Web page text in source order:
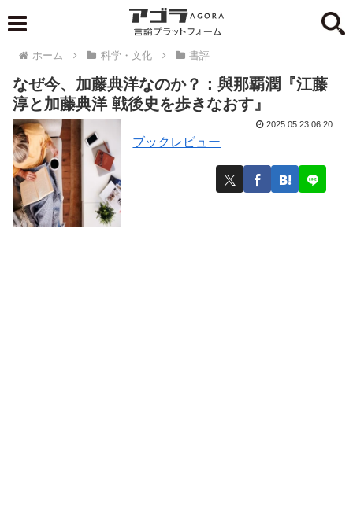
ホーム 科学・文化 書評
なぜ今、加藤典洋なのか？：與那覇潤『江藤
淳と加藤典洋 戦後史を歩きなおす』
ブックレビュー
2025.05.23 06:20